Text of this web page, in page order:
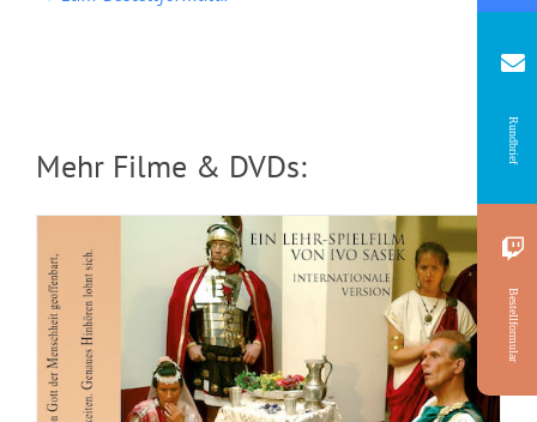
Mehr Filme & DVDs:
Rundbrief
Bestellformular